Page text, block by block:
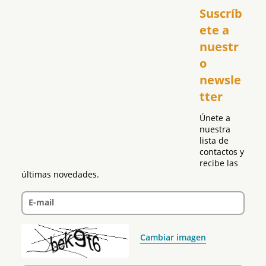
Suscríb
ete a
nuestr
o
newsle
tter
Únete a
nuestra
lista de
contactos y
recibe las
últimas novedades.
E-mail
Cambiar imagen